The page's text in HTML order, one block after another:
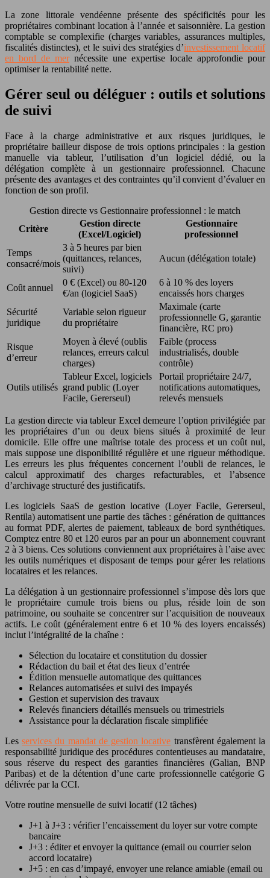
La zone littorale vendéenne présente des spécificités pour les
propriétaires combinant location à l’année et saisonnière. La gestion
comptable se complexifie (charges variables, assurances multiples,
fiscalités distinctes), et le suivi des stratégies d’investissement locatif
en bord de mernécessite une expertise locale approfondie pour
optimiser la rentabilité nette.
Gérer seul ou déléguer : outils et solutions
de suivi
Face à la charge administrative et aux risques juridiques, le
propriétaire bailleur dispose de trois options principales : la gestion
manuelle via tableur, l’utilisation d’un logiciel dédié, ou la
délégation complète à un gestionnaire professionnel. Chacune
présente des avantages et des contraintes qu’il convient d’évaluer en
fonction de son profil.
Gestion directe vs Gestionnaire professionnel : le match
Critère
Gestion directe
(Excel/Logiciel)
Gestionnaire
professionnel
Temps
consacré/mois
3 à 5 heures par bien
(quittances, relances,
suivi)
Aucun (délégation totale)
Coût annuel
0 € (Excel) ou 80-120
€/an (logiciel SaaS)
6 à 10 % des loyers
encaissés hors charges
Sécurité
juridique
Variable selon rigueur
du propriétaire
Maximale (carte
professionnelle G, garantie
financière, RC pro)
Risque
d’erreur
Moyen à élevé (oublis
relances, erreurs calcul
charges)
Faible (process
industrialisés, double
contrôle)
Outils utilisés
Tableur Excel, logiciels
grand public (Loyer
Facile, Gererseul)
Portail propriétaire 24/7,
notifications automatiques,
relevés mensuels
La gestion directe via tableur Excel demeure l’option privilégiée par
les propriétaires d’un ou deux biens situés à proximité de leur
domicile. Elle offre une maîtrise totale des process et un coût nul,
mais suppose une disponibilité régulière et une rigueur méthodique.
Les erreurs les plus fréquentes concernent l’oubli de relances, le
calcul approximatif des charges refacturables, et l’absence
d’archivage structuré des justificatifs.
Les logiciels SaaS de gestion locative (Loyer Facile, Gererseul,
Rentila) automatisent une partie des tâches : génération de quittances
au format PDF, alertes de paiement, tableaux de bord synthétiques.
Comptez entre 80 et 120 euros par an pour un abonnement couvrant
2 à 3 biens. Ces solutions conviennent aux propriétaires à l’aise avec
les outils numériques et disposant de temps pour gérer les relations
locataires et les relances.
La délégation à un gestionnaire professionnel s’impose dès lors que
le propriétaire cumule trois biens ou plus, réside loin de son
patrimoine, ou souhaite se concentrer sur l’acquisition de nouveaux
actifs. Le coût (généralement entre 6 et 10 % des loyers encaissés)
inclut l’intégralité de la chaîne :
Sélection du locataire et constitution du dossier
Rédaction du bail et état des lieux d’entrée
Édition mensuelle automatique des quittances
Relances automatisées et suivi des impayés
Gestion et supervision des travaux
Relevés financiers détaillés mensuels ou trimestriels
Assistance pour la déclaration fiscale simplifiée
Lesservices du mandat de gestion locative transfèrent également la
responsabilité juridique des procédures contentieuses au mandataire,
sous réserve du respect des garanties financières (Galian, BNP
Paribas) et de la détention d’une carte professionnelle catégorie G
délivrée par la CCI.
Votre routine mensuelle de suivi locatif (12 tâches)
J+1 à J+3 : vérifier l’encaissement du loyer sur votre compte
bancaire
J+3 : éditer et envoyer la quittance (email ou courrier selon
accord locataire)
J+5 : en cas d’impayé, envoyer une relance amiable (email ou